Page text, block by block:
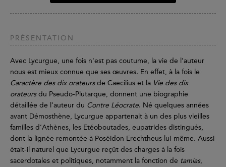
PRÉSENTATION
Avec Lycurgue, une fois n'est pas coutume, la vie de l’auteur
nous est mieux connue que ses œuvres. En effet, à la fois le
Caractère des dix orateursde Caecilius et la Vie des dix
orateursdu Pseudo-Plutarque, donnent une biographie
détaillée de l’auteur du Contre Léocrate. Né quelques années
avant Démosthène, Lycurgue appartenait à un des plus vieilles
familles d’Athènes, les Etéoboutades, eupatrides distingués,
dont la lignée remontée à Poséidon Erechtheus lui-même. Aussi
était-il naturel que Lycurgue reçût des charges à la fois
sacerdotales et politiques, notamment la fonction de tamias,